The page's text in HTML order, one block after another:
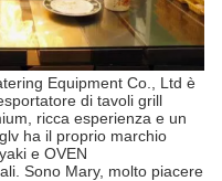
Equipment Co., Ltd è
di tavoli grill
ricca esperienza e un
ha il proprio marchio
e OVEN
Sono Mary, molto piacere